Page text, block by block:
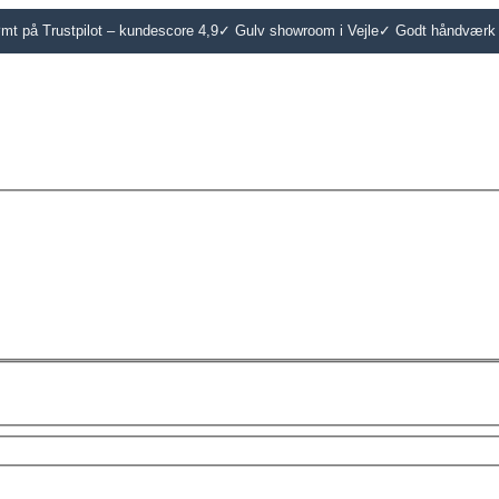
på Trustpilot – kundescore 4,9✓ Gulv showroom i Vejle✓ Godt håndværk